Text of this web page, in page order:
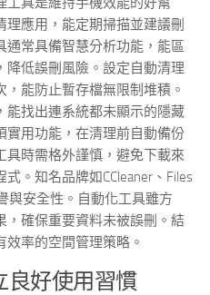
應用，能定期掃描並建議刪
通常具備智慧分析功能，能區
降低誤刪風險。設定自動清理
能防止暫存檔無限制堆積。
能找出連系統都未顯示的隱藏
實用功能，在清理前自動備份
具時需格外謹慎，避免下載來
。知名品牌如CCleaner、Files
與安全性。自動化工具雖方
，確保重要資料未被誤刪。結
率的空間管理策略。
良好使用習慣